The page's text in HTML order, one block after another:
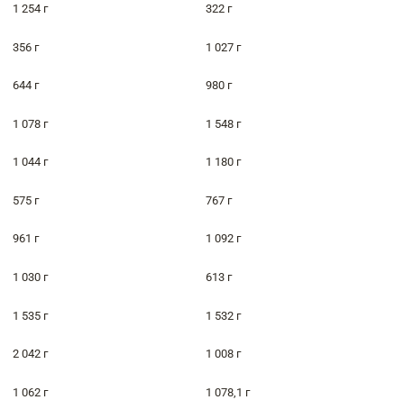
1 254 г 322 г
356 г 1 027 г
644 г 980 г
1 078 г 1 548 г
1 044 г 1 180 г
575 г 767 г
961 г 1 092 г
1 030 г 613 г
1 535 г 1 532 г
2 042 г 1 008 г
1 062 г 1 078,1 г